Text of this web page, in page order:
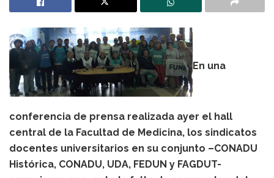
En una
conferencia de prensa realizada ayer el hall
central de la Facultad de Medicina, los sindicatos
docentes universitarios en su conjunto –CONADU
Histórica, CONADU, UDA, FEDUN y FAGDUT-